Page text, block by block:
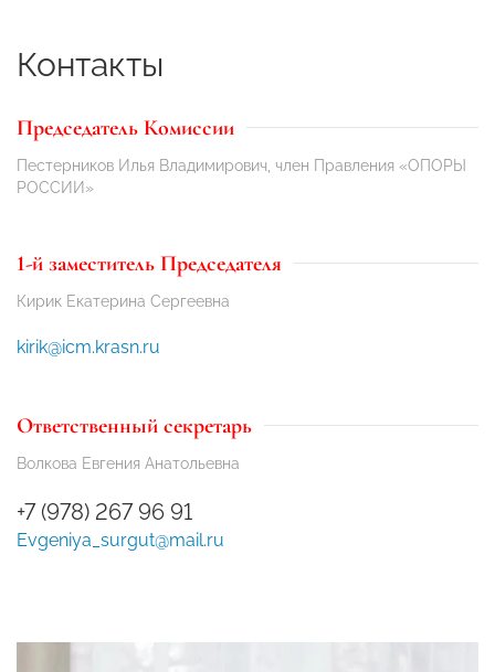
Контакты
Председатель Комиссии
Пестерников Илья Владимирович, член Правления «ОПОРЫ
РОССИИ»
1-й заместитель Председателя
Кирик Екатерина Сергеевна
kirik@icm.krasn.ru
Ответственный секретарь
Волкова Евгения Анатольевна
+7 (978) 267 96 91
Evgeniya_surgut@mail.ru